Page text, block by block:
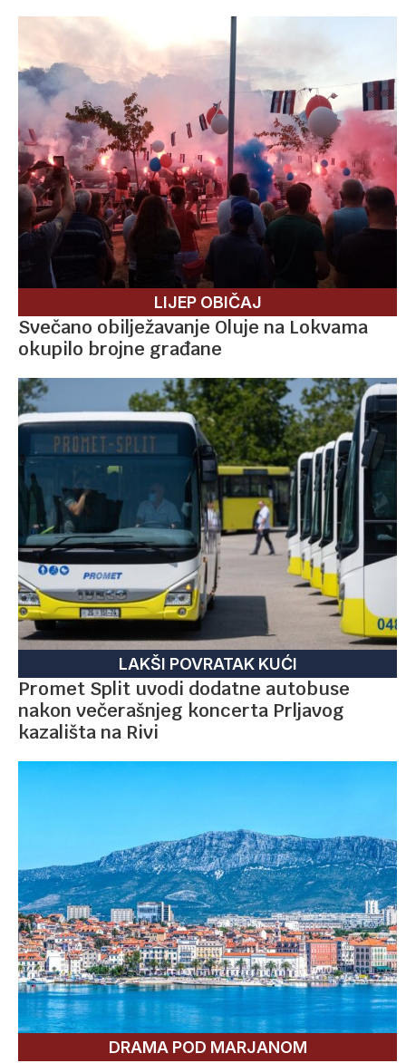
LIJEP OBIČAJ
Svečano obilježavanje Oluje na Lokvama
okupilo brojne građane
LAKŠI POVRATAK KUĆI
Promet Split uvodi dodatne autobuse
nakon večerašnjeg koncerta Prljavog
kazališta na Rivi
DRAMA POD MARJANOM